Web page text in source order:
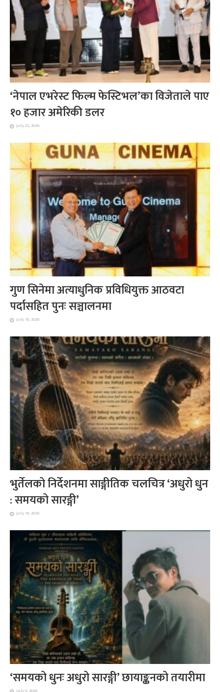
‘नेपाल एभरेस्ट फिल्म फेस्टिभल’का विजेताले पाए
१० हजार अमेरिकी डलर
July 22, 2026
गुण सिनेमा अत्याधुनिक प्रविधियुक्त आठवटा
पर्दासहित पुनः सञ्चालनमा
July 18, 2026
भुर्तेलको निर्देशनमा साङ्गीतिक चलचित्र ‘अधुरो धुन
: समयको सारङ्गी’
July 16, 2026
‘समयको धुनः अधुरो सारङ्गी’ छायाङ्कनको तयारीमा